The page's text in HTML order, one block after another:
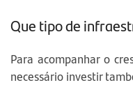
Que tipo de
Para acompanhar o
necessário investir